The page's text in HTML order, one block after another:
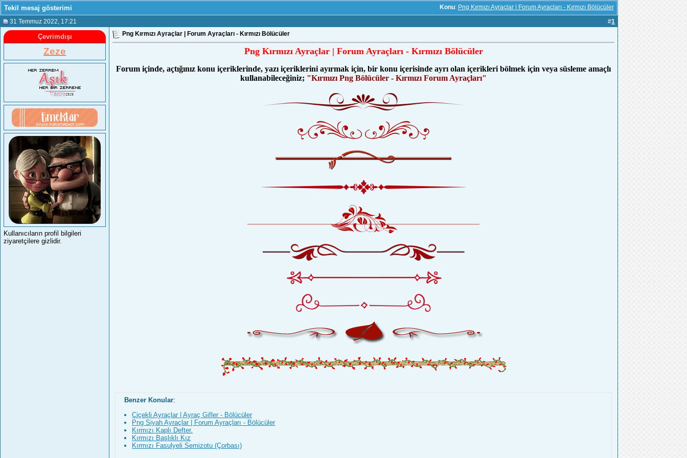
Konu: Png Kırmızı Ayraçlar | Forum Ayraçları - Kırmızı Bölücüler
Tekil mesaj gösterimi
31 Temmuz 2022 , 17:21 #1
Çevrimdışı
Zeze
Kullanıcıların profil bilgileri
ziyaretçilere gizlidir.
Png Kırmızı Ayraçlar | Forum Ayraçları - Kırmızı Bölücüler
Png Kırmızı Ayraçlar | Forum Ayraçları - Kırmızı Bölücüler
Forum içinde, açtığınız konu içeriklerinde, yazı içeriklerini ayırmak için, bir konu içerisinde ayrı olan içerikleri bölmek için veya süsleme amaçlı
kullanabileceğiniz; "Kırmızı Png Bölücüler - Kırmızı Forum Ayraçları"
Benzer Konular:
Çiçekli Ayraçlar | Ayraç Gifler - Bölücüler
Png Siyah Ayraçlar | Forum Ayraçları - Bölücüler
Kırmızı Kaplı Defter.
Kırmızı Başlıklı Kız
Kırmızı Fasulyeli Semizotu (Çorbası)